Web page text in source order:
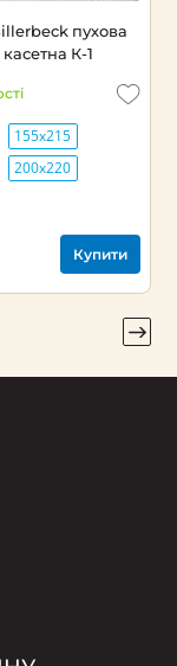
пухова
К-1
155х215
200х220
Купити